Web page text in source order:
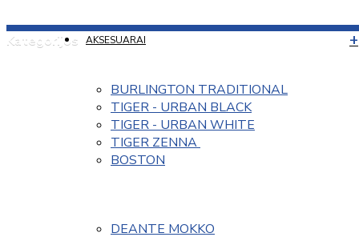
Kategorijos AKSESUARAI
BURLINGTON TRADITIONAL
TIGER - URBAN BLACK
TIGER - URBAN WHITE
TIGER ZENNA
BOSTON
DEANTE MOKKO